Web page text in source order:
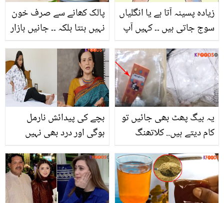
پالک کھانے سے صرف خون
نہیں بنتا بلکہ ۔۔ جانیں بازار
والی پالک کے مہنگے فائدے
زیادہ پسینہ آتا ہے یا انگلیاں
سوج جاتی ہیں ۔۔ کہیں آپ
تو نہیں ہوگئی؟ ہاتھوں کے
ذریعے بیماری پتہ لگانے کا
آسان طریقہ
بچے کی پیدائش نارمل
ہوگی اور درد بھی نہیں
ایسا طریقہ جس سے حاملہ
عورتیں اپنی بڑی مشکل
آسان کرسکتی ہیں
یہ بیگ پھٹ بھی جائیں تو
کام دیتے ہیں.. کلاتھنگ
جو کریں آپ کی بڑی مشکل
آسان